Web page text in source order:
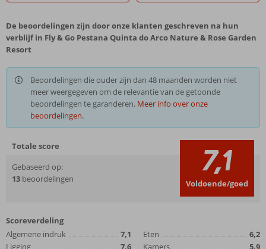
De beoordelingen zijn door onze klanten geschreven na hun
verblijf in Fly & Go Pestana Quinta do Arco Nature & Rose Garden
Resort
Beoordelingen die ouder zijn dan 48 maanden worden niet
meer weergegeven om de relevantie van de getoonde
beoordelingen te garanderen. Meer info over onze
beoordelingen.
Totale score
Gebaseerd op:
13 beoordelingen 7,1
Voldoende/goed
Scoreverdeling
Algemene indruk
7,1
Ligging
7,6
Eten
6,2
Kamers
5,9